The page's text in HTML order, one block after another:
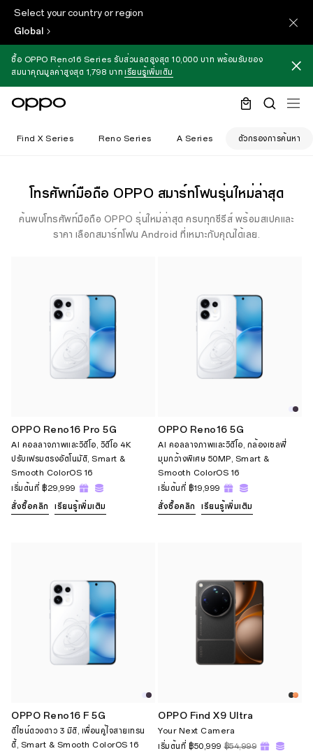
Select your country or region
Global
ซื้อ OPPO Reno16 Series รับส่วนลดสูงสุด 10,000 บาท พร้อมรับของ
สมนาคุณมูลค่าสูงสุด 1,798 บาท เรียนรู้เพิ่มเติม
Find X Series Reno Series A Series ตัวกรองการค้นหา
โทรศัพท์มือถือ OPPO สมาร์ทโฟนรุ่นใหม่ล่าสุด
ค้นพบโทรศัพท์มือถือ OPPO รุ่นใหม่ล่าสุด ครบทุกซีรีส์ พร้อมสเปคและ
ราคา เลือกสมาร์ทโฟน Android ที่เหมาะกับคุณได้เลย.
OPPO Reno16 Pro 5G
AI คอลลาจภาพและวิดีโอ, วิดีโอ 4K
ปรับเฟรมตรงอัตโนมัติ, Smart &
Smooth ColorOS 16
เริ่มต้นที่ ฿29,999
สั่งซื้อคลิก เรียนรู้เพิ่มเติม
OPPO Reno16 5G
AI คอลลาจภาพและวิดีโอ, กล้องเซลฟี่
มุมกว้างพิเศษ 50MP, Smart &
Smooth ColorOS 16
เริ่มต้นที่ ฿19,999
สั่งซื้อคลิก เรียนรู้เพิ่มเติม
OPPO Reno16 F 5G
ดีไซน์ดวงดาว 3 มิติ, เพื่อนคู่ใจสายเทรน
ดี้, Smart & Smooth ColorOS 16
OPPO Find X9 Ultra
Your Next Camera
เริ่มต้นที่ ฿50,999 ฿54,999